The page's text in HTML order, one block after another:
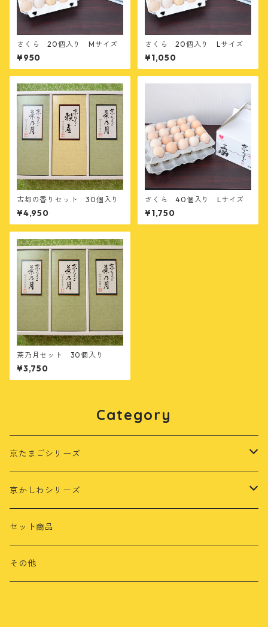
さくら 20個入り Mサイズ
¥950
さくら 20個入り Lサイズ
¥1,050
古都の香りセット 30個入り
¥4,950
さくら 40個入り Lサイズ
¥1,750
茶乃月セット 30個入り
¥3,750
Category
京たまごシリーズ
茶乃月
さくら
京かしわシリーズ
もみじ鶏
さくら鶏
セット商品
その他